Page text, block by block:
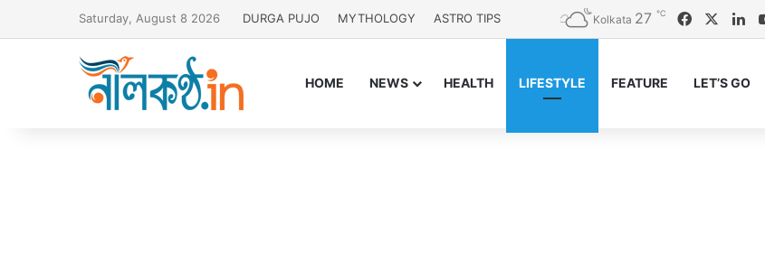
Saturday, August 8 2026 DURGA PUJO MYTHOLOGY ASTRO TIPS Kolkata 27 ℃ Facebook
HOME NEWS HEALTH LIFESTYLE FEATURE LET’S GO